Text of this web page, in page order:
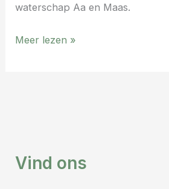
waterschap Aa en Maas.
Meer lezen »
Vind ons